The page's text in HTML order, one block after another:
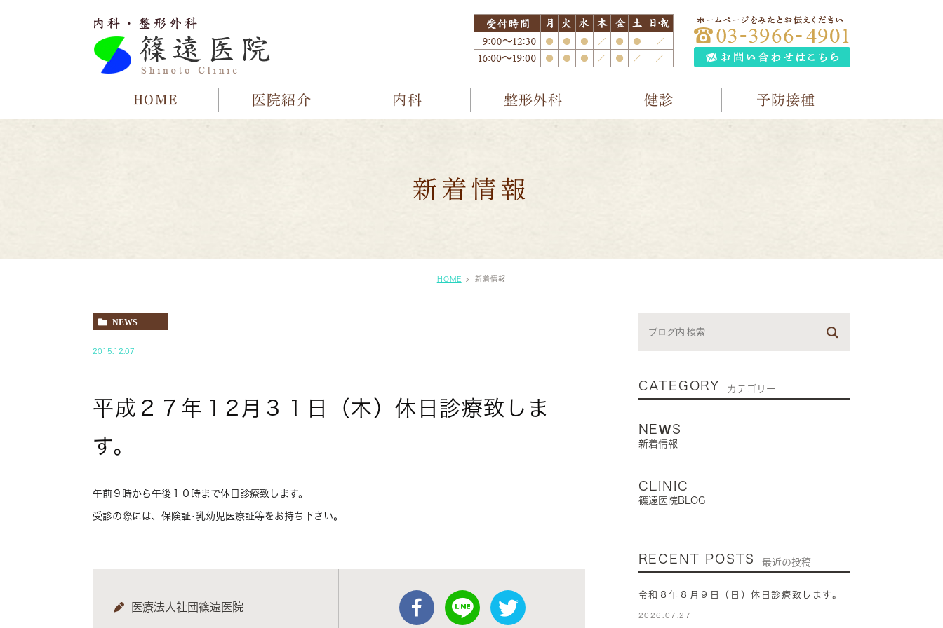
HOME 医院紹介 内科 整形外科 健診 予防接種
新着情報
HOME 新着情報
NEWS
2015.12.07
平成２７年１2月３１日（木）休日診療致しま
す。
午前９時から午後１０時まで休日診療致します。
受診の際には、保険証•乳幼児医療証等をお持ち下さい。
医療法人社団篠遠医院
CATEGORY カテゴリー
NEWS
新着情報
CLINIC
篠遠医院BLOG
RECENT POSTS 最近の投稿
令和８年８月９日（日）休日診療致します。
2026.07.27